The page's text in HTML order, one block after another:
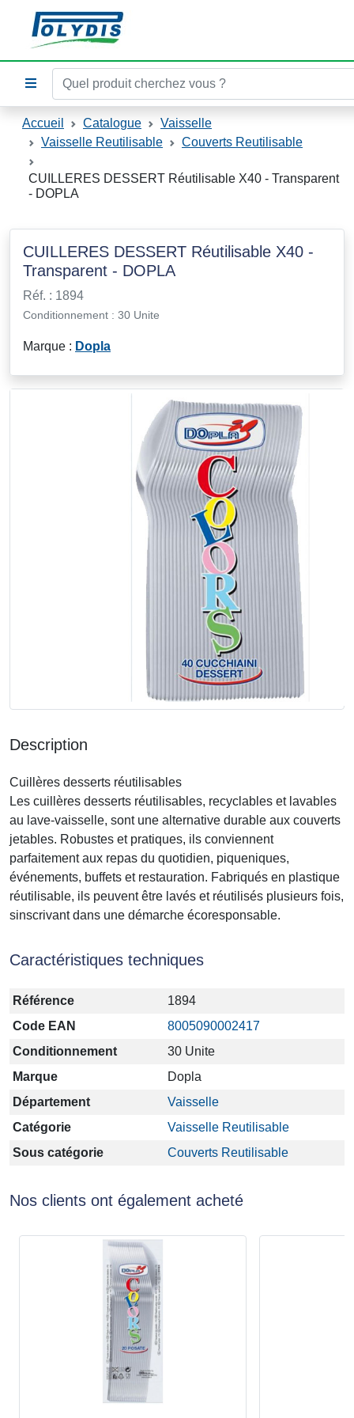
Accueil Catalogue
Vaisselle
Vaisselle Reutilisable
Couverts Reutilisable
CUILLERES DESSERT Réutilisable X40 - Transparent
- DOPLA
Description
Cuillères desserts réutilisables
Les cuillères desserts réutilisables, recyclables et lavables
au lave-vaisselle, sont une alternative durable aux couverts
jetables. Robustes et pratiques, ils conviennent
parfaitement aux repas du quotidien, piqueniques,
événements, buffets et restauration. Fabriqués en plastique
réutilisable, ils peuvent être lavés et réutilisés plusieurs fois,
sinscrivant dans une démarche écoresponsable.
Caractéristiques techniques
Référence
1894
Code EAN
8005090002417
Conditionnement
30 Unite
Marque
Dopla
Département
Vaisselle
Catégorie
Vaisselle Reutilisable
Sous catégorie
Couverts Reutilisable
Nos clients ont également acheté
CUILLERES DESSERT Réutilisable X40 -
Transparent - DOPLA
Réf. : 1894
Conditionnement : 30 Unite
Marque : Dopla